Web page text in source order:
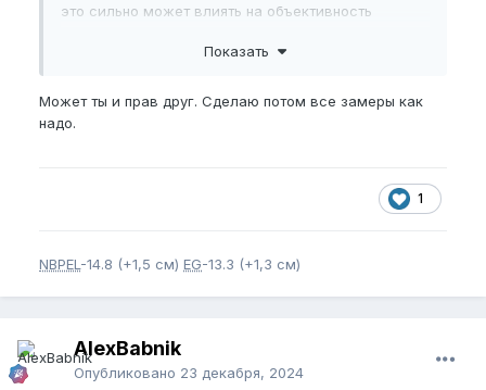
это сильно может влиять на объективность
Показать
Может ты и прав друг. Сделаю потом все замеры как
надо.
1
NBPEL -14.8 (+1,5 см) EG-13.3 (+1,3 см)
AlexBabnik
Опубликовано 23 декабря, 2024